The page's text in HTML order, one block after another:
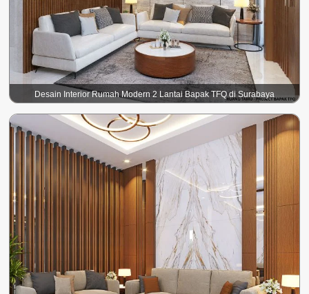
Desain Interior Rumah Modern 2 Lantai Bapak TFQ di Surabaya